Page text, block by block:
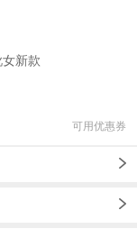
新款
可用优惠券